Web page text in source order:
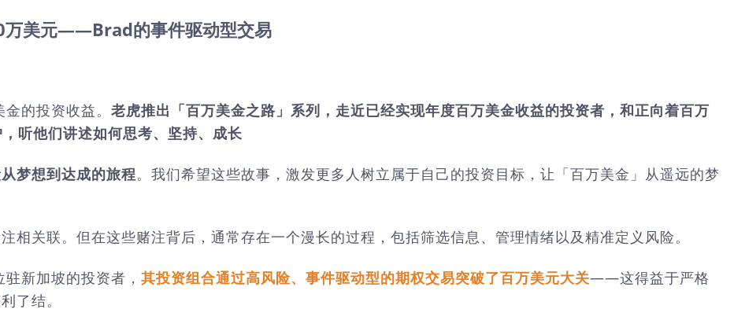
万美元——Brad的事件驱动型交易
的投资收益。 老虎推出「百万美金之路」系列，走近已经实现年度百万美金收益的投资者，和正向着百万
听他们讲述如何思考、坚持、成长
梦想到达成的旅程。我们希望这些故事，激发更多人树立属于自己的投资目标，让「百万美金」从遥远的梦
相关联。但在这些赌注背后，通常存在一个漫长的过程，包括筛选信息、管理情绪以及精准定义风险。
新加坡的投资者， 其投资组合通过高风险、事件驱动型的期权交易突破了百万美元大关——这得益于严格
了结。